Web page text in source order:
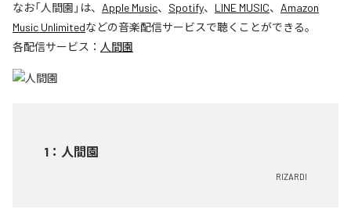
なお「人間園 」は、 Apple Music、 Spotify、 LINE MUSIC、 Amazon
Music Unlimitedなどの音楽配信サービスで聴くことができる。
各配信サービス： 人間園
1 ： 人間園
RIZARDI